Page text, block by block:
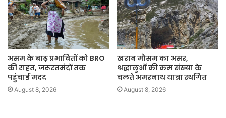
असम के बाढ़ प्रभावितों को BRO
की राहत, जरूरतमंदों तक
पहुंचाई मदद
August 8, 2026
खराब मौसम का असर,
श्रद्धालुओं की कम संख्या के
चलते अमरनाथ यात्रा स्थगित
August 8, 2026